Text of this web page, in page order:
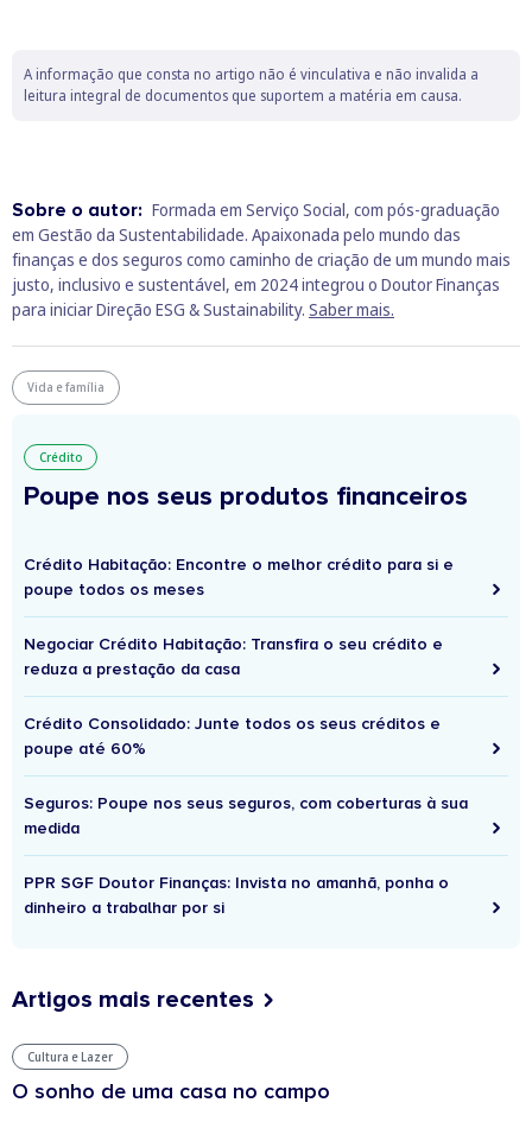
A informação que consta no artigo não é vinculativa e não invalida a
leitura integral de documentos que suportem a matéria em causa.
Sobre o autor: Formada em Serviço Social, com pós-graduação
em Gestão da Sustentabilidade. Apaixonada pelo mundo das
finanças e dos seguros como caminho de criação de um mundo mais
justo, inclusivo e sustentável, em 2024 integrou o Doutor Finanças
para iniciar Direção ESG & Sustainability. Saber mais.
Vida e família
Crédito
Poupe nos seus produtos financeiros
Crédito Habitação: Encontre o melhor crédito para si e
poupe todos os meses
Negociar Crédito Habitação: Transfira o seu crédito e
reduza a prestação da casa
Crédito Consolidado: Junte todos os seus créditos e
poupe até 60%
Seguros: Poupe nos seus seguros, com coberturas à sua
medida
PPR SGF Doutor Finanças: Invista no amanhã, ponha o
dinheiro a trabalhar por si
Artigos mais recentes
Cultura e Lazer
O sonho de uma casa no campo